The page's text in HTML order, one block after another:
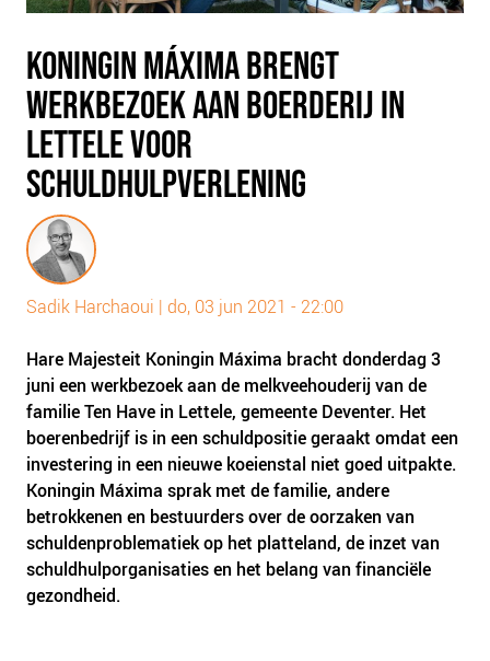
PLINKR NAZORG
SOCIALDEBT
DOORBRAAKMETHODE
COLLECTIEF SCHULDREGELEN
DE VOORZIENINGENWIJZER
NEDERLANDSE SCHULDHULPROUTE (NSR)
OVER ONS
VISIE EN MISSIE
HET TEAM
VACATURES
IN DE MEDIA
NIEUWS
BLOGS
KONINGIN MÁXIMA BRENGT
WERKBEZOEK AAN BOERDERIJ IN
LETTELE VOOR
SCHULDHULPVERLENING
Sadik Harchaoui | do, 03 jun 2021 - 22:00
Hare Majesteit Koningin Máxima bracht donderdag 3
juni een werkbezoek aan de melkveehouderij van de
familie Ten Have in Lettele, gemeente Deventer. Het
boerenbedrijf is in een schuldpositie geraakt omdat een
investering in een nieuwe koeienstal niet goed uitpakte.
Koningin Máxima sprak met de familie, andere
betrokkenen en bestuurders over de oorzaken van
schuldenproblematiek op het platteland, de inzet van
schuldhulporganisaties en het belang van financiële
gezondheid.